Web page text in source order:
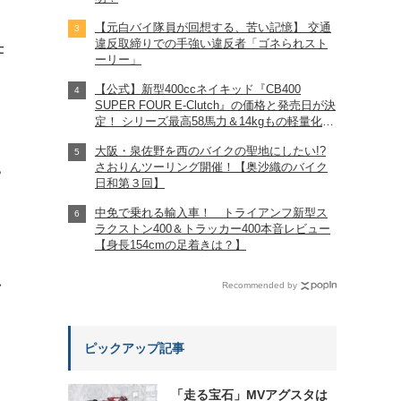
【元白バイ隊員が回想する、苦い記憶】 交通
違反取締りでの手強い違反者「ゴネられスト
ーリー」
【公式】新型400ccネイキッド『CB400
SUPER FOUR E-Clutch』の価格と発売日が決
定！ シリーズ最高58馬力＆14kgもの軽量化!?
【Honda2026新車ニュース】
大阪・泉佐野を西のバイクの聖地にしたい!?
さおりんツーリング開催！【奥沙織のバイク
日和第３回】
中免で乗れる輸入車！ トライアンフ新型ス
ラクストン400＆トラッカー400本音レビュー
【身長154cmの足着きは？】
Recommended by
ピックアップ記事
「走る宝石」MVアグスタは